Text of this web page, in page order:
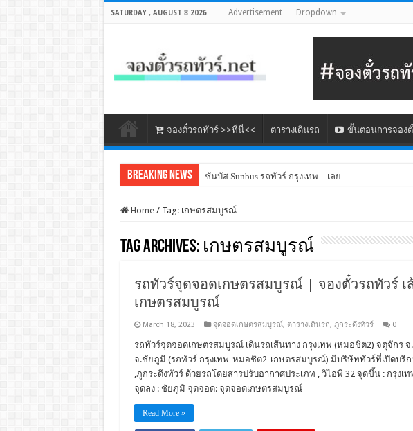
SATURDAY , AUGUST 8 2026 Advertisement Dropdown
จองตั๋วรถทัวร์ >>ที่นี่<< ตารางเดินรถ ขั้นตอนการจอง
Breaking News ซันบัส Sunbus รถทัวร์ กรุงเทพ – เลย
Home / Tag: เกษตรสมบูรณ์
Tag Archives: เกษตรสมบูรณ์
รถทัวร์จุดจอดเกษตรสมบูรณ์ | จองตั๋วรถทัวร์ เ
เกษตรสมบูรณ์
March 18, 2023 จุดจอดเกษตรสมบูรณ์, ตารางเดินรถ, ภูกระดึงทัวร์ 0
รถทัวร์จุดจอดเกษตรสมบูรณ์ เดินรถเส้นทาง กรุงเทพ (หมอชิต2) จตุจักร
จ.ชัยภูมิ (รถทัวร์ กรุงเทพ-หมอชิต2-เกษตรสมบูรณ์) มีบริษัททัวร์ที่เปิดบริ
,ภูกระดึงทัวร์ ด้วยรถโดยสารปรับอากาศประเภท , วิไอพี 32 จุดขึ้น : กรุง
จุดลง : ชัยภูมิ จุดจอด: จุดจอดเกษตรสมบูรณ์
Read More »